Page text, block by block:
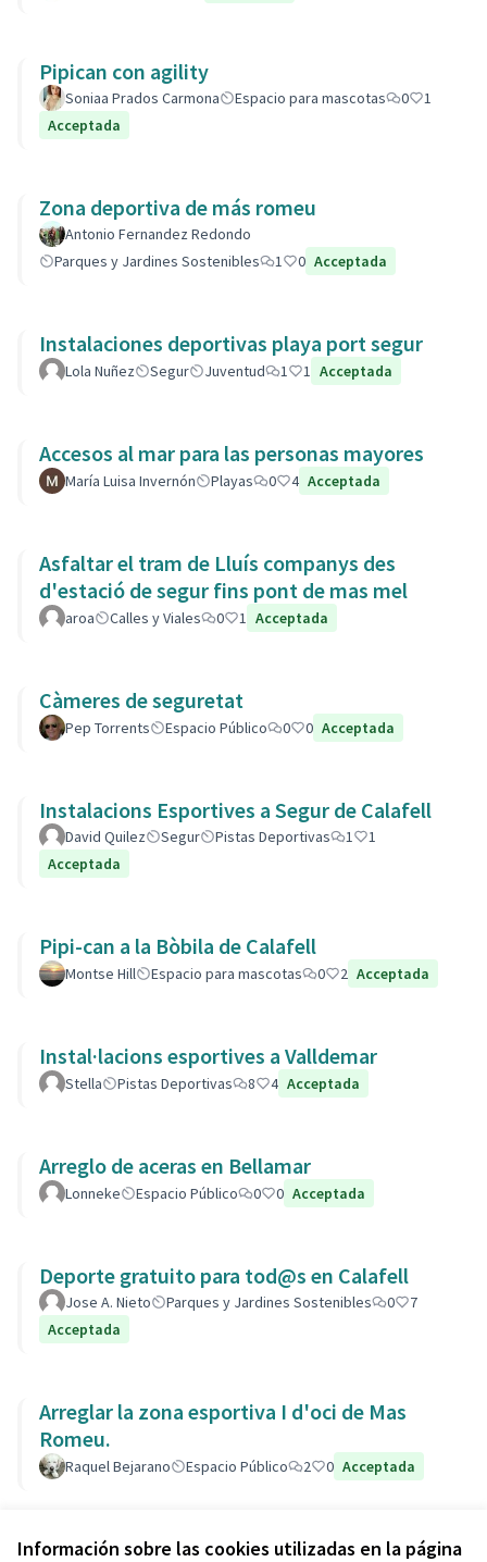
Información sobre las cookies utilizadas en la página
Pipican con agility
Soniaa Prados Carmona Espacio para mascotas 0
1
Acceptada
Zona deportiva de más romeu
Antonio Fernandez Redondo
Parques y Jardines Sostenibles
1 0 Acceptada
Instalaciones deportivas playa port segur
Lola Nuñez Segur Juventud 1 1 Acceptada
Accesos al mar para las personas mayores
María Luisa Invernón Playas 0 4 Acceptada
Asfaltar el tram de Lluís companys des
d'estació de segur fins pont de mas mel
aroa Calles y Viales 0 1 Acceptada
Càmeres de seguretat
Pep Torrents Espacio Público 0 0 Acceptada
Instalacions Esportives a Segur de Calafell
David Quilez Segur Pistas Deportivas 1
1
Acceptada
Pipi-can a la Bòbila de Calafell
Montse Hill Espacio para mascotas 0 2 Acceptada
Instal·lacions esportives a Valldemar
Stella Pistas Deportivas 8 4 Acceptada
Arreglo de aceras en Bellamar
Lonneke Espacio Público 0 0 Acceptada
Deporte gratuito para tod@s en Calafell
Jose A. Nieto Parques y Jardines Sostenibles 0
7
Acceptada
Arreglar la zona esportiva I d'oci de Mas
Romeu.
Raquel Bejarano Espacio Público 2 0 Acceptada
Ver todas las propuestas retiradas